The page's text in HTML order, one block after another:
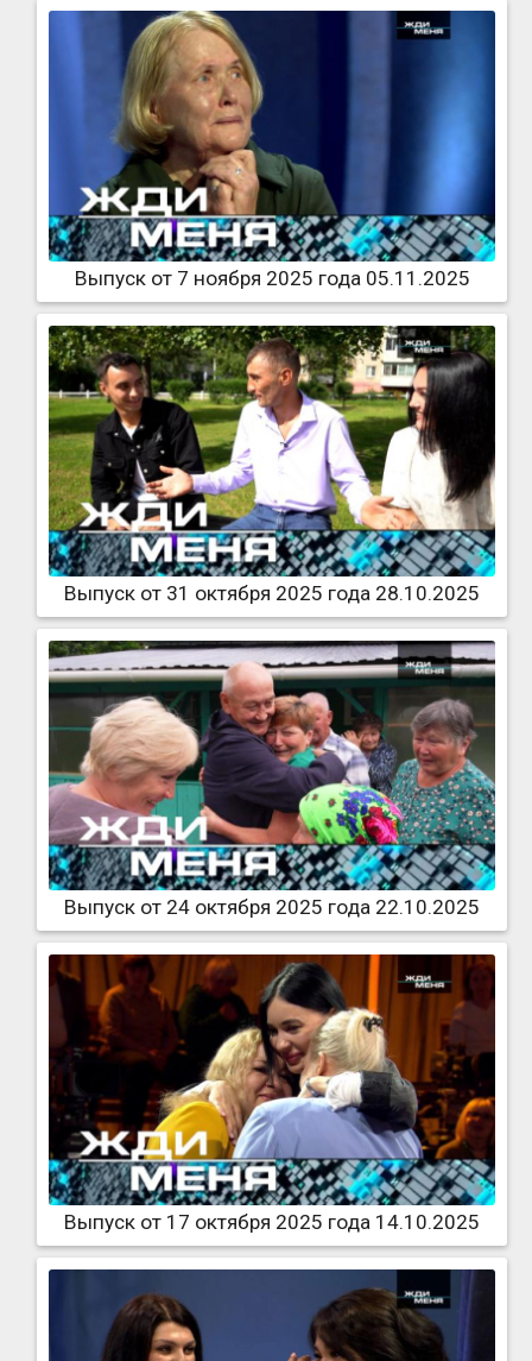
Выпуск от 7 ноября 2025 года 05.11.2025
Выпуск от 31 октября 2025 года 28.10.2025
Выпуск от 24 октября 2025 года 22.10.2025
Выпуск от 17 октября 2025 года 14.10.2025